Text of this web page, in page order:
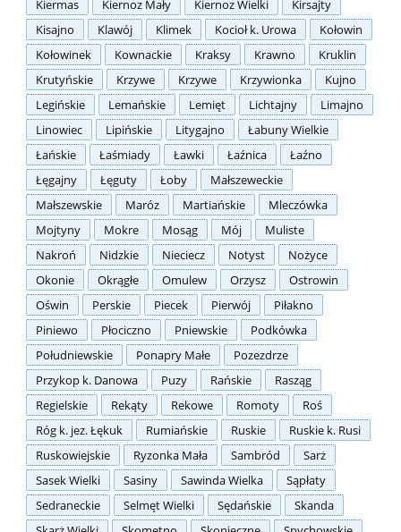
Kiermas
Kiernoz Mały Kiernoz Wielki
Kirsajty
Kisajno
Klawój Klimek Kocioł k. Urowa
Kołowin
Kołowinek
Kownackie Kraksy Krawno
Kruklin
Krutyńskie
Krzywe Krzywe Krzywionka
Kujno
Legińskie
Lemańskie Lemięt Lichtajny
Limajno
Linowiec
Lipińskie Litygajno
Łabuny Wielkie
Łańskie
Łaśmiady Ławki Łaźnica
Łaźno
Łęgajny
Łęguty Łoby
Małszeweckie
Małszewskie
Maróz Martiańskie
Mleczówka
Mojtyny
Mokre Mosąg Mój
Muliste
Nakroń
Nidzkie Nieciecz Notyst
Nożyce
Okonie
Okrągłe Omulew Orzysz
Ostrowin
Oświn
Perskie Piecek Pierwój
Piłakno
Piniewo
Płociczno Pniewskie
Podkówka
Południewskie
Ponapry Małe
Pozezdrze
Przykop k. Danowa
Puzy Rańskie
Rasząg
Regielskie
Rekąty Rekowe Romoty
Roś
Róg k. jez. Łękuk
Rumiańskie Ruskie
Ruskie k. Rusi
Ruskowiejskie
Ryzonka Mała Sambród
Sarż
Sasek Wielki
Sasiny Sawinda Wielka
Sąpłaty
Sedraneckie
Selmęt Wielki Sędańskie
Skanda